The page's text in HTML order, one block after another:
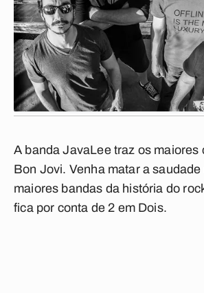
A banda JavaLee traz os maiores
Bon Jovi. Venha matar a saudade
maiores bandas da história do
fica por conta de 2 em Dois.